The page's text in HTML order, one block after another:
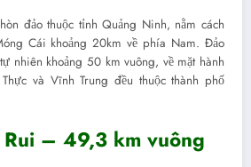
đảo thuộc tỉnh Quảng Ninh, nằm cách
Cái khoảng 20km về phía Nam. Đảo
nhiên khoảng 50 km vuông, về mặt hành
và Vĩnh Trung đều thuộc thành phố
– 49,3 km vuông